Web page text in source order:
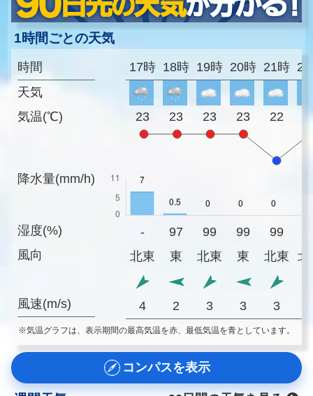
1時間ごとの天気
時間
天気
気温(℃)
降水量(mm/h)
湿度(%)
風向
風速(m/s)
17時 18時 19時 20時 21時
23 23 23 23 22
- 97 99 99 99
北東
東 北東 東 北東 北
4 2 3 3 3
※気温グラフは、表示期間の最高気温を赤、最低気温を青としています。
コンパスを表示